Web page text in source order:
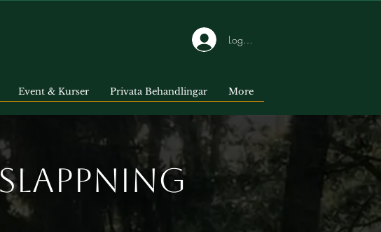
Logga in
Event & Kurser Privata Behandlingar More